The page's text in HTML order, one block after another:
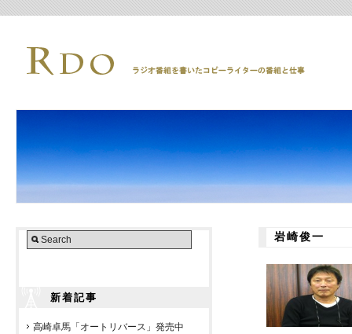
新着記事
高崎卓馬「オートリバース」発売中
岩崎俊一